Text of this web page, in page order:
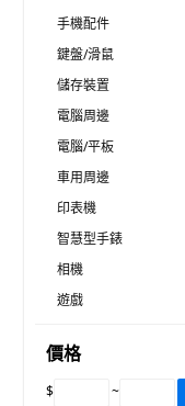
手機配件
鍵盤/滑鼠
儲存裝置
電腦周邊
電腦/平板
車用周邊
印表機
智慧型手錶
相機
遊戲
價格
$ ~